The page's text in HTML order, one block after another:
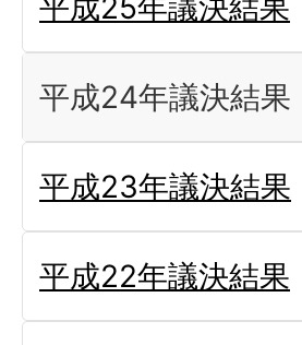
平成24年議決結果
平成23年議決結果
平成22年議決結果